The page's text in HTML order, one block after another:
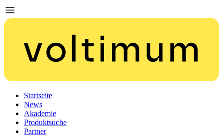
Startseite
News
Akademie
Produktsuche
Partner